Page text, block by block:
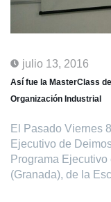
julio 13, 2016
Así fue la MasterClass
Organización Industrial
El Pasado Viernes
Ejecutivo de
Programa
(Granada), de la